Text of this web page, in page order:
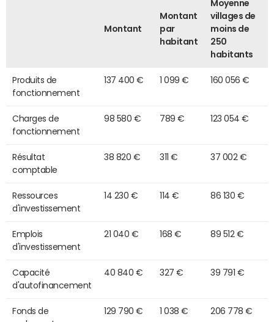
Montant
Montant
par
habitant
Moyenne
villages de
moins de
250
habitants
Produits de
fonctionnement
137 400 € 1 099 € 160 056 €
Charges de
fonctionnement
98 580 € 789 € 123 054 €
Résultat
comptable
38 820 € 311 € 37 002 €
Ressources
d'investissement
14 230 € 114 € 86 130 €
Emplois
d'investissement
21 040 € 168 € 89 512 €
Capacité
d'autofinancement
40 840 € 327 € 39 791 €
Fonds de
129 790 € 1 038 € 206 778 €